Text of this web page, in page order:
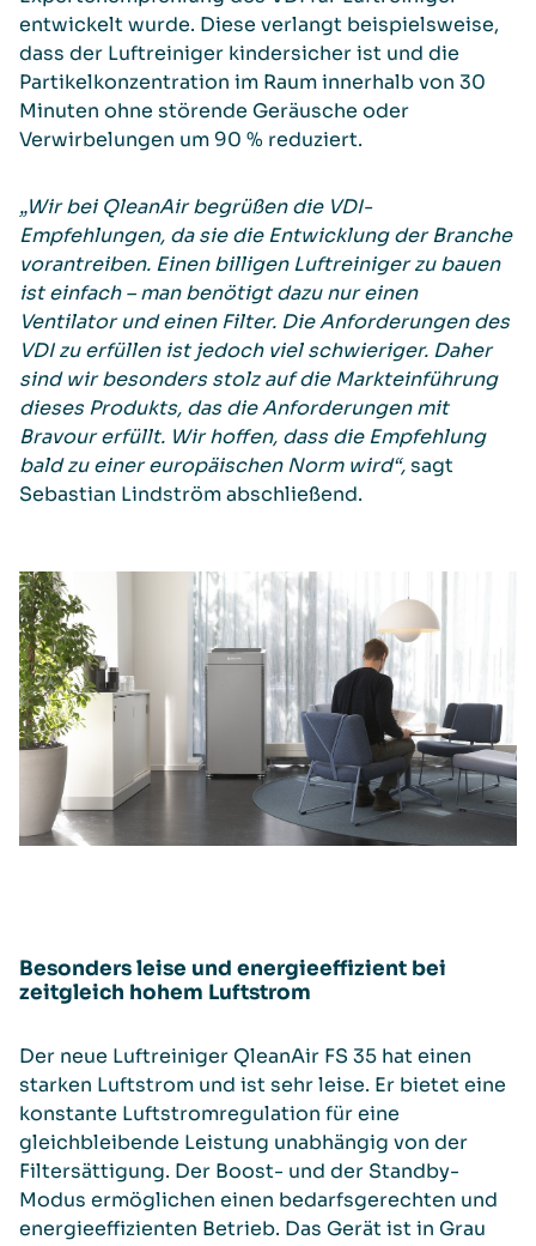
entwickelt wurde. Diese verlangt beispielsweise,
dass der Luftreiniger kindersicher ist und die
Partikelkonzentration im Raum innerhalb von 30
Minuten ohne störende Geräusche oder
Verwirbelungen um 90 % reduziert.
„Wir bei QleanAir begrüßen die VDI-
Empfehlungen, da sie die Entwicklung der Branche
vorantreiben. Einen billigen Luftreiniger zu bauen
ist einfach – man benötigt dazu nur einen
Ventilator und einen Filter. Die Anforderungen des
VDI zu erfüllen ist jedoch viel schwieriger. Daher
sind wir besonders stolz auf die Markteinführung
dieses Produkts, das die Anforderungen mit
Bravour erfüllt. Wir hoffen, dass die Empfehlung
bald zu einer europäischen Norm wird“,sagt
Sebastian Lindström abschließend.
Besonders leise und energieeffizient bei
zeitgleich hohem Luftstrom
Der neue Luftreiniger QleanAir FS 35 hat einen
starken Luftstrom und ist sehr leise. Er bietet eine
konstante Luftstromregulation für eine
gleichbleibende Leistung unabhängig von der
Filtersättigung. Der Boost- und der Standby-
Modus ermöglichen einen bedarfsgerechten und
energieeffizienten Betrieb. Das Gerät ist in Grau